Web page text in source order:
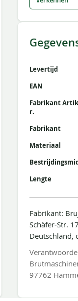
Levertijd
EAN
Fabrikant
r.
Fabrikant
Materiaal
Lengte
Fabrikant:
Schäfer-Str.
Deutschland,
97762